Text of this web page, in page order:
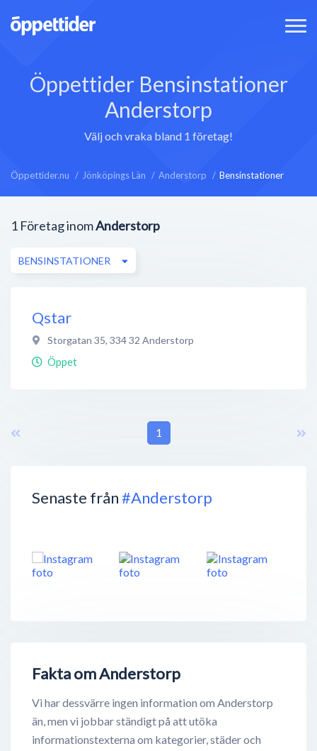
Öppettider Bensinstationer
Anderstorp
Välj och vraka bland 1 företag!
Öppettider.nu Jönköpings Län Anderstorp Bensinstationer
Senaste från#Anderstorp
Fakta om Anderstorp
Vi har dessvärre ingen information om Anderstorp
än, men vi jobbar ständigt på att utöka
informationstexterna om kategorier, städer och
1 Företag inomAnderstorp
BENSINSTATIONER
Qstar
Storgatan 35, 334 32 Anderstorp
Öppet
1